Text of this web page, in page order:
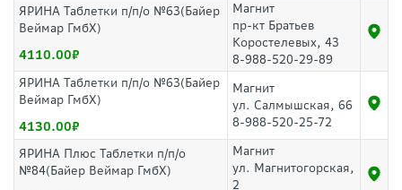
ЯРИНА Таблетки п/п/о №63(Байер
Веймар ГмбХ)
4110.00
Магнит
пр-кт Братьев
Коростелевых, 43
8-988-520-29-89
ЯРИНА Таблетки п/п/о №63(Байер
Веймар ГмбХ)
4130.00
Магнит
ул. Салмышская, 66
8-988-520-25-72
ЯРИНА Плюс Таблетки п/п/о
№84(Байер Веймар ГмбХ)
Магнит
ул. Магнитогорская,
2